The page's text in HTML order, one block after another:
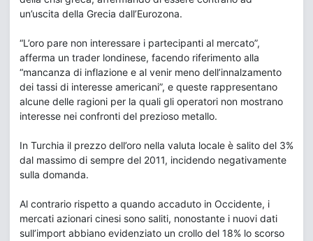
un’uscita della Grecia dall’Eurozona.
“L’oro pare non interessare i partecipanti al mercato”,
afferma un trader londinese, facendo riferimento alla
“mancanza di inflazione e al venir meno dell’innalzamento
dei tassi di interesse americani”, e queste rappresentano
alcune delle ragioni per la quali gli operatori non mostrano
interesse nei confronti del prezioso metallo.
In Turchia il prezzo dell’oro nella valuta locale è salito del 3%
dal massimo di sempre del 2011, incidendo negativamente
sulla domanda.
Al contrario rispetto a quando accaduto in Occidente, i
mercati azionari cinesi sono saliti, nonostante i nuovi dati
sull’import abbiano evidenziato un crollo del 18% lo scorso